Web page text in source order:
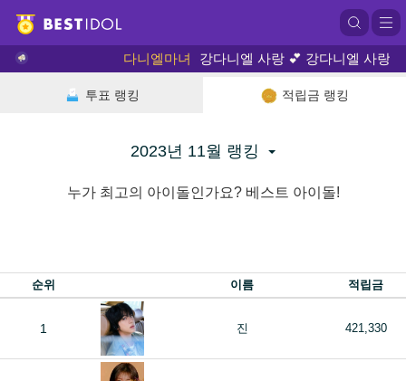
다니엘마녀 강다니엘 사랑 💕 강다니엘 사랑
투표 랭킹 적립금 랭킹
2023년 11월 랭킹
누가 최고의 아이돌인가요? 베스트 아이돌!
순위 이름 적립금
1 진 421,330